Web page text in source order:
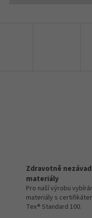
Zdravotně
materiály
Pro naší výrobu
materiály s
Tex® Standard 100.